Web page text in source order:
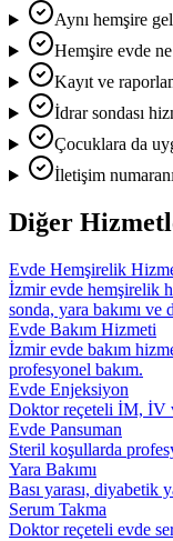
Aynı hemşire
Hemşire evde
Kayıt ve
İdrar sondası
Çocuklara da
İletişim
Diğer
Evde Hemşirelik
İzmir evde hemşirelik
sonda, yara bakımı ve
Evde Bakım Hizmeti
İzmir evde bakım
profesyonel bakım.
Evde Enjeksiyon
Doktor reçeteli İM, İV
Evde Pansuman
Steril koşullarda
Yara Bakımı
Bası yarası, diyabetik
Serum Takma
Doktor reçeteli evde